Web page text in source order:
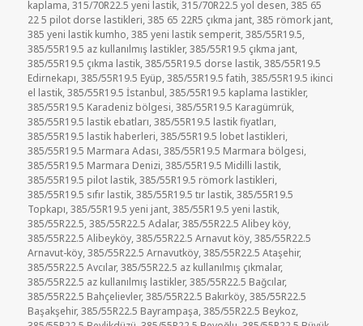
kaplama,315/70R22.5 yeni lastik,315/70R22.5 yol desen,385 65
22 5 pilot dorse lastikleri,385 65 22R5 çıkma jant,385 römork jant,
385 yeni lastik kumho,385 yeni lastik semperit,385/55R19.5,
385/55R19.5 az kullanılmış lastikler,385/55R19.5 çıkma jant,
385/55R19.5 çıkma lastik,385/55R19.5 dorse lastik,385/55R19.5
Edirnekapı,385/55R19.5 Eyüp,385/55R19.5 fatih,385/55R19.5 ikinci
el lastik,385/55R19.5 İstanbul,385/55R19.5 kaplama lastikler,
385/55R19.5 Karadeniz bölgesi,385/55R19.5 Karagümrük,
385/55R19.5 lastik ebatları,385/55R19.5 lastik fiyatları,
385/55R19.5 lastik haberleri,385/55R19.5 lobet lastikleri,
385/55R19.5 Marmara Adası,385/55R19.5 Marmara bölgesi,
385/55R19.5 Marmara Denizi,385/55R19.5 Midilli lastik,
385/55R19.5 pilot lastik,385/55R19.5 römork lastikleri,
385/55R19.5 sıfır lastik,385/55R19.5 tır lastik,385/55R19.5
Topkapı,385/55R19.5 yeni jant,385/55R19.5 yeni lastik,
385/55R22.5,385/55R22.5 Adalar,385/55R22.5 Alibey köy,
385/55R22.5 Alibeyköy,385/55R22.5 Arnavut köy,385/55R22.5
Arnavut-köy,385/55R22.5 Arnavutköy,385/55R22.5 Ataşehir,
385/55R22.5 Avcılar,385/55R22.5 az kullanılmış çıkmalar,
385/55R22.5 az kullanılmış lastikler,385/55R22.5 Bağcılar,
385/55R22.5 Bahçelievler,385/55R22.5 Bakırköy,385/55R22.5
Başakşehir,385/55R22.5 Bayrampaşa,385/55R22.5 Beykoz,